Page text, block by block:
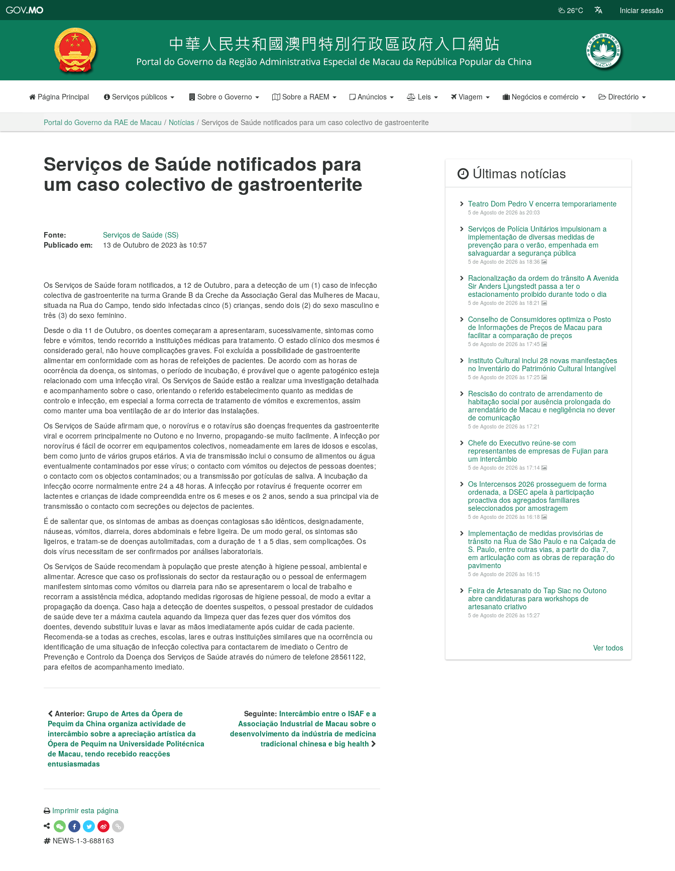
RAE
de
Macau
26°C Iniciar sessão
Página Principal Serviços públicos Sobre o Governo Sobre a RAEM Anúncios Leis Viagem Negócios e comércio Directório
Portal do Governo da RAE de Macau Notícias Serviços de Saúde notificados para um caso colectivo de gastroenterite
Serviços de Saúde notificados para
um caso colectivo de gastroenterite
Fonte:
Serviços de Saúde (SS)
Publicado em:
13 de Outubro de 2023 às 10:57
Os Serviços de Saúde foram notificados, a 12 de Outubro, para a detecção de um (1) caso de infecção
colectiva de gastroenterite na turma Grande B da Creche da Associação Geral das Mulheres de Macau,
situada na Rua do Campo, tendo sido infectadas cinco (5) crianças, sendo dois (2) do sexo masculino e
três (3) do sexo feminino.
Desde o dia 11 de Outubro, os doentes começaram a apresentaram, sucessivamente, sintomas como
febre e vómitos, tendo recorrido a instituições médicas para tratamento. O estado clínico dos mesmos é
considerado geral, não houve complicações graves. Foi excluída a possibilidade de gastroenterite
alimentar em conformidade com as horas de refeições de pacientes. De acordo com as horas de
ocorrência da doença, os sintomas, o período de incubação, é provável que o agente patogénico esteja
relacionado com uma infecção viral. Os Serviços de Saúde estão a realizar uma investigação detalhada
e acompanhamento sobre o caso, orientando o referido estabelecimento quanto as medidas de
controlo e infecção, em especial a forma correcta de tratamento de vómitos e excrementos, assim
como manter uma boa ventilação de ar do interior das instalações.
Os Serviços de Saúde afirmam que, o norovírus e o rotavírus são doenças frequentes da gastroenterite
viral e ocorrem principalmente no Outono e no Inverno, propagando-se muito facilmente. A infecção por
norovírus é fácil de ocorrer em equipamentos colectivos, nomeadamente em lares de idosos e escolas,
bem como junto de vários grupos etários. A via de transmissão inclui o consumo de alimentos ou água
eventualmente contaminados por esse vírus; o contacto com vómitos ou dejectos de pessoas doentes;
o contacto com os objectos contaminados; ou a transmissão por gotículas de saliva. A incubação da
infecção ocorre normalmente entre 24 a 48 horas. A infecção por rotavírus é frequente ocorrer em
lactentes e crianças de idade compreendida entre os 6 meses e os 2 anos, sendo a sua principal via de
transmissão o contacto com secreções ou dejectos de pacientes.
É de salientar que, os sintomas de ambas as doenças contagiosas são idênticos, designadamente,
náuseas, vómitos, diarreia, dores abdominais e febre ligeira. De um modo geral, os sintomas são
ligeiros, e tratam-se de doenças autolimitadas, com a duração de 1 a 5 dias, sem complicações. Os
dois vírus necessitam de ser confirmados por análises laboratoriais.
Os Serviços de Saúde recomendam à população que preste atenção à higiene pessoal, ambiental e
alimentar. Acresce que caso os profissionais do sector da restauração ou o pessoal de enfermagem
manifestem sintomas como vómitos ou diarreia para não se apresentarem o local de trabalho e
recorram a assistência médica, adoptando medidas rigorosas de higiene pessoal, de modo a evitar a
propagação da doença. Caso haja a detecção de doentes suspeitos, o pessoal prestador de cuidados
de saúde deve ter a máxima cautela aquando da limpeza quer das fezes quer dos vómitos dos
doentes, devendo substituir luvas e lavar as mãos imediatamente após cuidar de cada paciente.
Recomenda-se a todas as creches, escolas, lares e outras instituições similares que na ocorrência ou
identificação de uma situação de infecção colectiva para contactarem de imediato o Centro de
Prevenção e Controlo da Doença dos Serviços de Saúde através do número de telefone 28561122,
para efeitos de acompanhamento imediato.
Anterior: Grupo de Artes da Ópera de
Pequim da China organiza actividade de
intercâmbio sobre a apreciação artística da
Ópera de Pequim na Universidade Politécnica
de Macau, tendo recebido reacções
entusiasmadas
Seguinte: Intercâmbio entre o ISAF e a
Associação Industrial de Macau sobre o
desenvolvimento da indústria de medicina
tradicional chinesa e big health
Imprimir esta página
NEWS-1-3-688163
Últimas notícias
Teatro Dom Pedro V encerra temporariamente
5 de Agosto de 2026 às 20:03
Serviços de Polícia Unitários impulsionam a
implementação de diversas medidas de
prevenção para o verão, empenhada em
salvaguardar a segurança pública
5 de Agosto de 2026 às 18:36
Racionalização da ordem do trânsito A Avenida
Sir Anders Ljungstedt passa a ter o
estacionamento proibido durante todo o dia
5 de Agosto de 2026 às 18:21
Conselho de Consumidores optimiza o Posto
de Informações de Preços de Macau para
facilitar a comparação de preços
5 de Agosto de 2026 às 17:45
Instituto Cultural inclui 28 novas manifestações
no Inventário do Património Cultural Intangível
5 de Agosto de 2026 às 17:25
Rescisão do contrato de arrendamento de
habitação social por ausência prolongada do
arrendatário de Macau e negligência no dever
de comunicação
5 de Agosto de 2026 às 17:21
Chefe do Executivo reúne-se com
representantes de empresas de Fujian para
um intercâmbio
5 de Agosto de 2026 às 17:14
Os Intercensos 2026 prosseguem de forma
ordenada, a DSEC apela à participação
proactiva dos agregados familiares
seleccionados por amostragem
5 de Agosto de 2026 às 16:18
Implementação de medidas provisórias de
trânsito na Rua de São Paulo e na Calçada de
S. Paulo, entre outras vias, a partir do dia 7,
em articulação com as obras de reparação do
pavimento
5 de Agosto de 2026 às 16:15
Feira de Artesanato do Tap Siac no Outono
abre candidaturas para workshops de
artesanato criativo
5 de Agosto de 2026 às 15:27
Ver todos